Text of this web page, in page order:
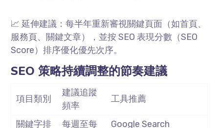
📈 延伸建議：每半年重新審視關鍵頁面（如首頁、
服務頁、關鍵文章），並按 SEO表現分數（SEO
Score）排序優化優先次序。
SEO 策略持續調整的節奏建議
項目類別
建議追蹤
頻率
工具推薦
關鍵字排
每週至每
Google Search